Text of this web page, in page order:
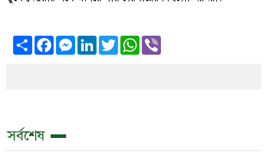
ShareFacebookMessenger
LinkedInTwitterWhatsApp
সর্বশেষ